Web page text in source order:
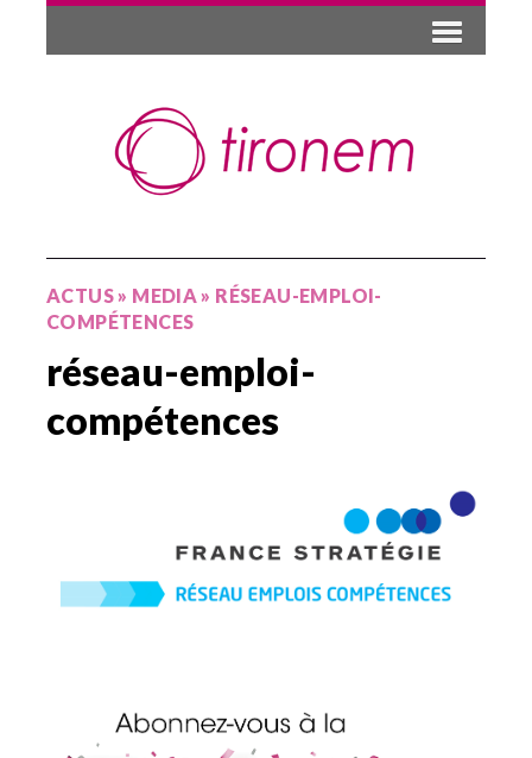
ACTUS» MEDIA» RÉSEAU-EMPLOI-
COMPÉTENCES
réseau-emploi-
compétences